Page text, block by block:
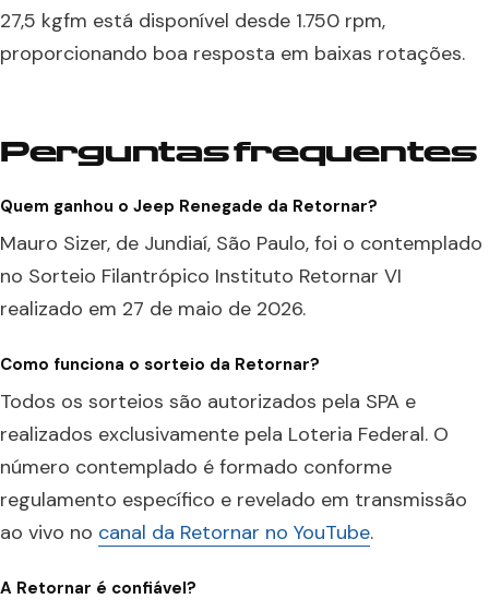
27,5 kgfm está disponível desde 1.750 rpm,
proporcionando boa resposta em baixas rotações.
Perguntas frequentes
Quem ganhou o Jeep Renegade da Retornar?
Mauro Sizer, de Jundiaí, São Paulo, foi o contemplado
no Sorteio Filantrópico Instituto Retornar VI
realizado em 27 de maio de 2026.
Como funciona o sorteio da Retornar?
Todos os sorteios são autorizados pela SPA e
realizados exclusivamente pela Loteria Federal. O
número contemplado é formado conforme
regulamento específico e revelado em transmissão
ao vivo no canal da Retornar no YouTube.
A Retornar é confiável?